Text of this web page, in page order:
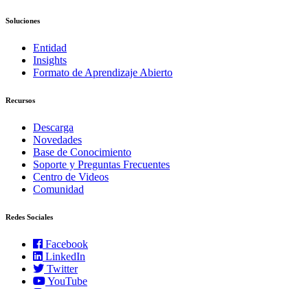
Soluciones
Entidad
Insights
Formato de Aprendizaje Abierto
Recursos
Descarga
Novedades
Base de Conocimiento
Soporte y Preguntas Frecuentes
Centro de Videos
Comunidad
Redes Sociales
Facebook
LinkedIn
Twitter
YouTube